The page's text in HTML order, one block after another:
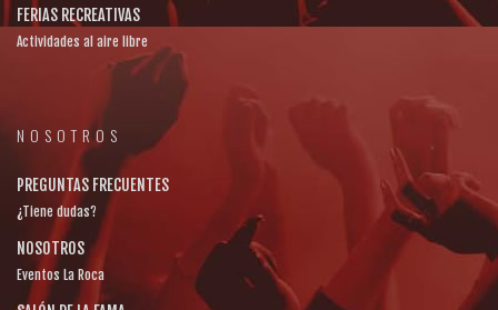
FERIAS RECREATIVAS
Actividades al aire libre
NOSOTROS
PREGUNTAS FRECUENTES
¿Tiene dudas?
NOSOTROS
Eventos La Roca